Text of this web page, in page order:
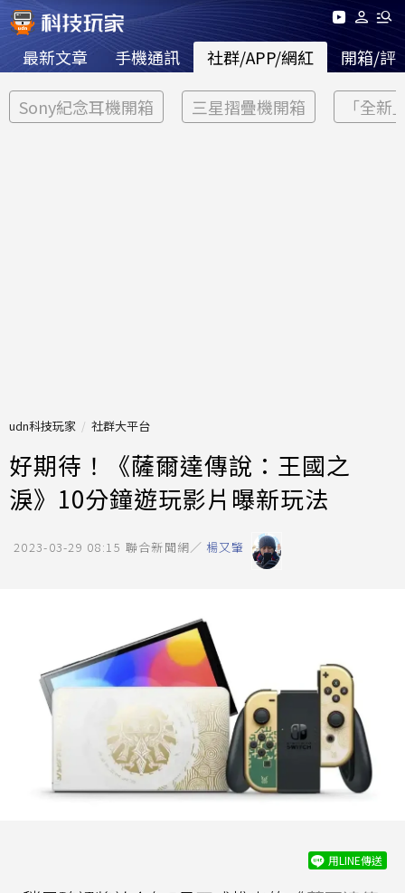
最新文章 手機通訊 社群/APP/網紅 開箱/評
Sony紀念耳機開箱 三星摺疊機開箱 「全新
udn科技玩家 社群大平台
好期待！《薩爾達傳說：王國之
淚》10分鐘遊玩影片曝新玩法
2023-03-29 08:15 聯合新聞網／ 楊又肇
用LINE傳送